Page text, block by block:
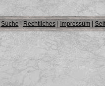
Suche | Rechtliches| Impressum|